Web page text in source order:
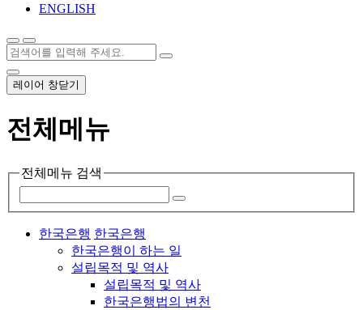
ENGLISH
레이어 창닫기
전체메뉴
전체메뉴 검색
한국은행 한국은행
한국은행이 하는 일
설립목적 및 역사
설립목적 및 역사
한국은행법의 변천